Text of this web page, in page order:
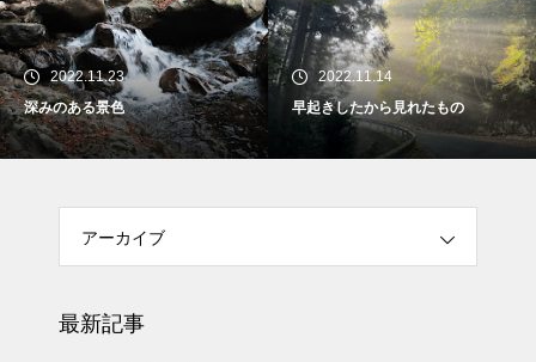
2022.11.23
深みのある景色
2022.11.14
早起きしたから見れたもの
アーカイブ
最新記事